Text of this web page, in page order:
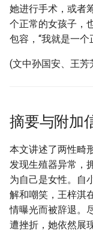
她进行手术，或者
个正常的女孩子，
包容，“我就是一
(文中孙国安、王芳
摘要与附加
本文讲述了两性畸
发现生殖器异常，
为自己是女性。自
解和嘲笑，王梓淇
情曝光而被辞退。
遭挫折，她依然展